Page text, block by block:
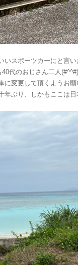
いスポーツカーにと言
のおじさん二人
車に変更して頂くよう
年ぶり、しかもここは